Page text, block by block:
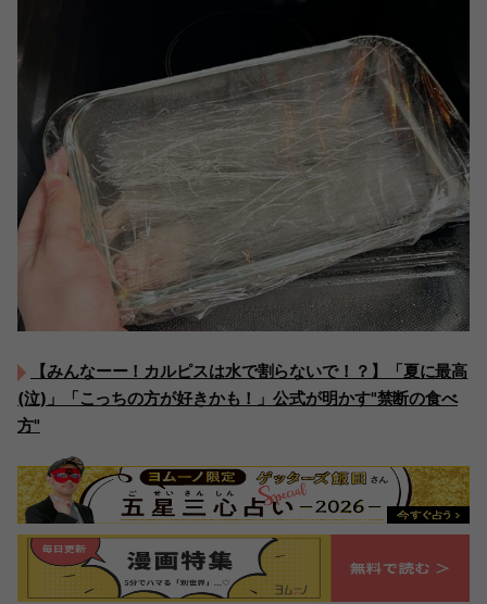
【みんなーー！カルピスは水で割らないで！？】「夏に最高
(泣)」「こっちの方が好きかも！」公式が明かす"禁断の食べ
方"